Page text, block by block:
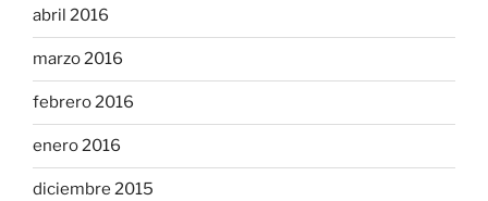
abril 2016
marzo 2016
febrero 2016
enero 2016
diciembre 2015